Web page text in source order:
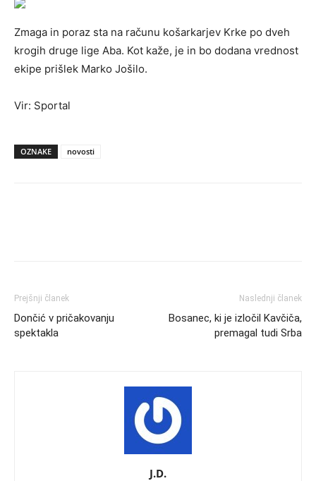
Zmaga in poraz sta na računu košarkarjev Krke po dveh
krogih druge lige Aba. Kot kaže, je in bo dodana vrednost
ekipe prišlek Marko Jošilo.
Vir: Sportal
OZNAKE novosti
Prejšnji članek
Dončić v pričakovanju
spektakla
Naslednji članek
Bosanec, ki je izločil Kavčiča,
premagal tudi Srba
J.D.